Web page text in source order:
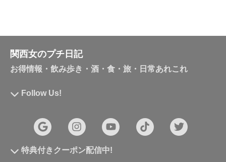
関西女のプチ日記
お得情報・飲み歩き・酒・食・旅・日常あれこれ
Follow Us!
特典付きクーポン配信中!